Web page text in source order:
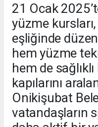
21 Ocak
yüzme
eşliğinde
hem yüzme
hem de
kapılarını
Onikişubat
vatandaşların